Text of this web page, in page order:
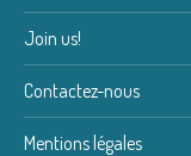
Join us!
Contactez-nous
Mentions légales